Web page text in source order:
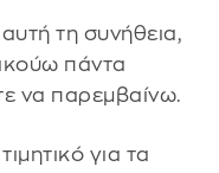
τη συνήθεια,
πάντα
να παρεμβαίνω.
για τα